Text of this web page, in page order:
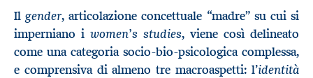
Ilgender, articolazione concettuale “madre” su cui si
imperniano i women’s studies, viene così delineato
come una categoria socio-bio-psicologica complessa,
e comprensiva di almeno tre macroaspetti: l’identità